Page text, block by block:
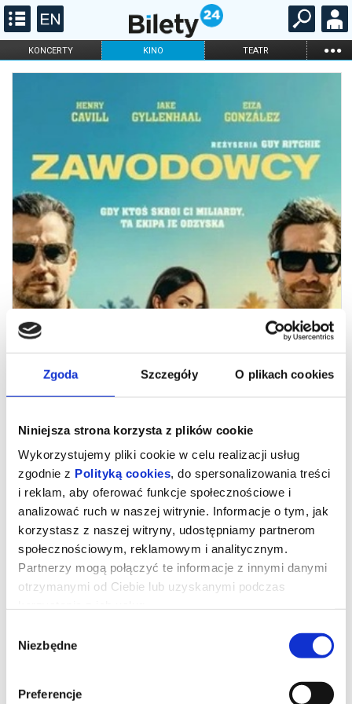
Zgoda Szczegóły O plikach cookies
Niniejsza strona korzysta z plików cookie
Wykorzystujemy pliki cookie w celu realizacji usług
zgodnie z Polityką cookies, do spersonalizowania treści
i reklam, aby oferować funkcje społecznościowe i
analizować ruch w naszej witrynie. Informacje o tym, jak
korzystasz z naszej witryny, udostępniamy partnerom
społecznościowym, reklamowym i analitycznym.
Partnerzy mogą połączyć te informacje z innymi danymi
otrzymanymi od Ciebie lub uzyskanymi podczas
zgody
Niezbędne
Preferencje
KONCERTY KINO TEATR ...
FILHARMONIA OPERA I BALET
ONLINE KARNETY
Zawodowcy
reż. Guy Ritchie | USA, Wielka Brytania | 2026
ekstremalnie trudnych spraw dla wyjątkowo bogatych klientów
otrzymuje zlecenie od grupy nowojorskich inwestorów. Ma